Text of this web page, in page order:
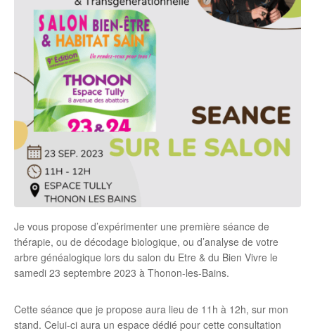
Je vous propose d’expérimenter une première séance de
thérapie, ou de décodage biologique, ou d’analyse de votre
arbre généalogique lors du salon du Etre & du Bien Vivre le
samedi 23 septembre 2023 à Thonon-les-Bains.
Cette séance que je propose aura lieu de 11h à 12h, sur mon
stand. Celui-ci aura un espace dédié pour cette consultation